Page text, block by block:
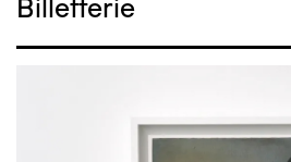
Billetterie